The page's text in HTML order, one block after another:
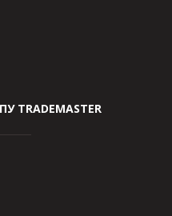
TRADEMASTER